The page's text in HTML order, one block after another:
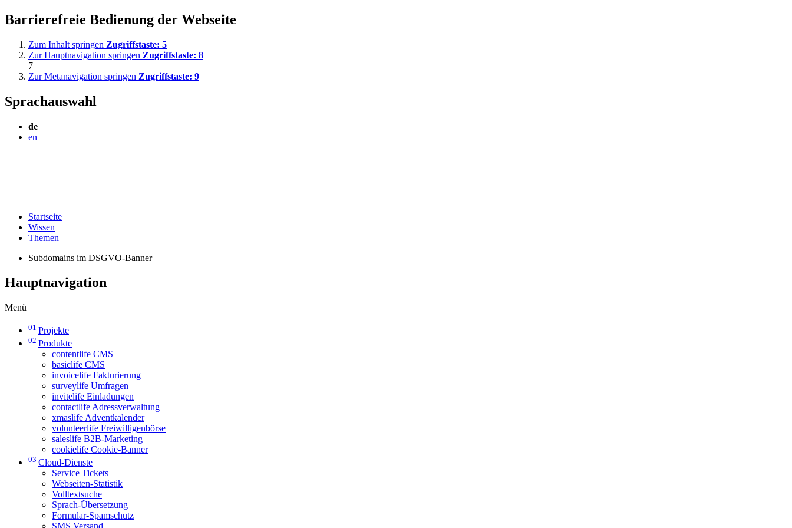
Barrierefreie Bedienung der Webseite
Zum Inhalt springen Zugriffstaste: 5
Zur Hauptnavigation springen Zugriffstaste: 8
7
Zur Metanavigation springen Zugriffstaste: 9
Sprachauswahl
de
en
Startseite
Wissen
Themen
Subdomains im DSGVO-Banner
Hauptnavigation
Menü
01 Projekte
02 Produkte
contentlife CMS
basiclife CMS
invoicelife Fakturierung
surveylife Umfragen
invitelife Einladungen
contactlife Adressverwaltung
xmaslife Adventkalender
volunteerlife Freiwilligenbörse
saleslife B2B-Marketing
cookielife Cookie-Banner
03 Cloud-Dienste
Service Tickets
Webseiten-Statistik
Volltextsuche
Sprach-Übersetzung
Formular-Spamschutz